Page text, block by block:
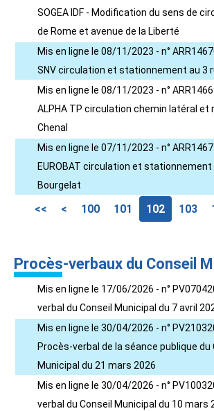
SOGEA IDF - Modification du sens de
de Rome et avenue de la Liberté
Mis en ligne le 08/11/2023 - n°
SNV circulation et stationnement au 3
Mis en ligne le 08/11/2023 - n°
ALPHA TP circulation chemin latéral et
Chenal
Mis en ligne le 07/11/2023 - n°
EUROBAT circulation et stationnement
Bourgelat
<< < 100 101 102 103
Procès-verbaux du Conseil
Mis en ligne le 17/06/2026 - n°
verbal du Conseil Municipal du 7 avril
Mis en ligne le 30/04/2026 - n°
Procès-verbal de la séance publique du
Municipal du 21 mars 2026
Mis en ligne le 30/04/2026 - n°
verbal du Conseil Municipal du 10 mars